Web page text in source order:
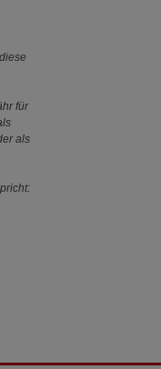
für
als